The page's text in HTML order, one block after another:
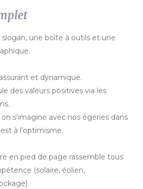
slogan, une boîte à outils et une
et dynamique.
des valeurs positives via les
s’imagine avec nos égéries dans
à l’optimisme.
en pied de page rassemble tous
(solaire, éolien,